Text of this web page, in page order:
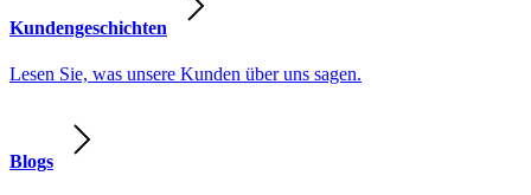
Kundengeschichten
Lesen Sie, was unsere Kunden über uns sagen.
Blogs